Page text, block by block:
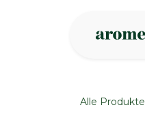
Alle Produkte